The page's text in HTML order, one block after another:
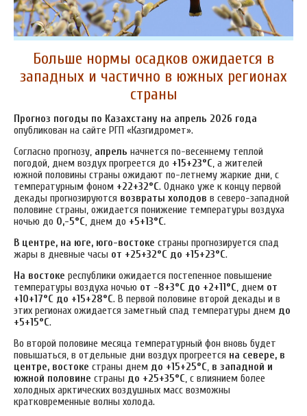
Больше нормы осадков ожидается в
западных и частично в южных регионах
страны
Прогноз погоды по Казахстану на апрель 2026 года
опубликован на сайте РГП «Казгидромет».
Согласно прогнозу, апрель начнется по-весеннему теплой
погодой, днем воздух прогреется до +15+23°С, а жителей
южной половины страны ожидают по-летнему жаркие дни, с
температурным фоном +22+32°С. Однако уже к концу первой
декады прогнозируются возвраты холодов в северо-западной
половине страны, ожидается понижение температуры воздуха
ночью до 0,-5°С, днем до +5+13°С.
В центре, на юге, юго-востоке страны прогнозируется спад
жары в дневные часы от +25+32°С до +15+23°С.
На востоке республики ожидается постепенное повышение
температуры воздуха ночью от -8+3°С до +2+11°С, днем от
+10+17°С до +15+28°С. В первой половине второй декады и в
этих регионах ожидается заметный спад температуры днем до
+5+15°С.
Во второй половине месяца температурный фон вновь будет
повышаться, в отдельные дни воздух прогреется на севере, в
центре, востоке страны днем до +15+25°С, в западной и
южной половине страны до +25+35°С, с влиянием более
холодных арктических воздушных масс возможны
кратковременные волны холода.